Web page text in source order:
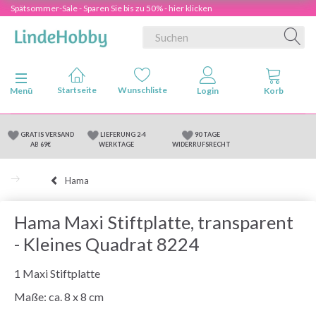
Spätsommer-Sale - Sparen Sie bis zu 50% - hier klicken
Anzeige ändern
Menü
GRATIS VERSAND
AB 69€
LIEFERUNG 2-4
WERKTAGE
90 TAGE
WIDERRUFSRECHT
Hama
Hama Maxi Stiftplatte, transparent
- Kleines Quadrat 8224
1 Maxi Stiftplatte
Maße: ca. 8 x 8 cm